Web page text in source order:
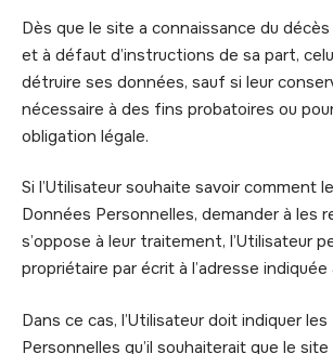
Dès que le site a connaissance du décès
et à défaut d’instructions de sa part,
détruire ses données, sauf si leur
nécessaire à des fins probatoires ou
obligation légale.
Si l’Utilisateur souhaite savoir comment
Données Personnelles, demander à les
s’oppose à leur traitement, l’Utilisateur
propriétaire par écrit à l’adresse indiquée
Dans ce cas, l’Utilisateur doit indiquer
Personnelles qu’il souhaiterait que le